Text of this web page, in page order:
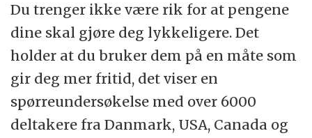
Du trenger ikke være rik for at pengene
dine skal gjøre deg lykkeligere. Det
holder at du bruker dem på en måte som
gir deg mer fritid, det viser en
spørreundersøkelse med over 6000
deltakere fra Danmark, USA, Canada og